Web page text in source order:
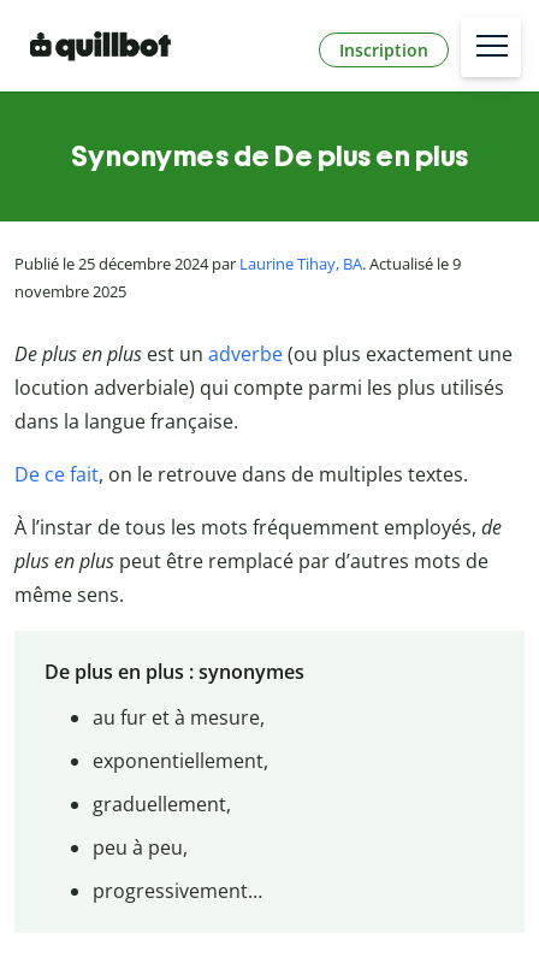
Inscription
Synonymes de De plus en plus
Publié le 25 décembre 2024 par Laurine Tihay, BA. Actualisé le 9
novembre 2025
De plus en plus est un adverbe(ou plus exactement une
locution adverbiale) qui compte parmi les plus utilisés
dans la langue française.
De ce fait, on le retrouve dans de multiples textes.
À l’instar de tous les mots fréquemment employés, de
plus en plus peut être remplacé par d’autres mots de
même sens.
De plus en plus : synonymes
au fur et à mesure,
exponentiellement,
graduellement,
peu à peu,
progressivement…